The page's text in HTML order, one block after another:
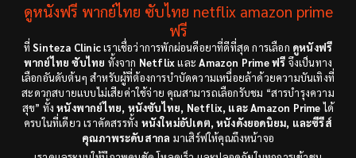
ดูหนังฟรี พากย์ไทย ซับไทย netflix amazon prime
ฟรี
ที่Sinteza Clinicเราเชื่อว่าการพักผ่อนคือยาที่ดีที่สุด การเลือก ดูหนังฟรี
พากย์ไทย ซับไทย ทั้งจาก NetflixและAmazon Prime ฟรี จึงเป็นทาง
เลือกอันดับต้นๆ สำหรับผู้ที่ต้องการบำบัดความเหนื่อยล้าด้วยความบันเทิงที่
สะดวกสบายแบบไม่เสียค่าใช้จ่าย คุณสามารถเลือกรับชม “สารบำรุงความ
สุข” ทั้งหนังพากย์ไทย, หนังซับไทย, Netflix, และ Amazon Primeได้
ครบในที่เดียว เราคัดสรรทั้ง หนังใหม่อัปเดต, หนังดังยอดนิยม, และซีรีส์
คุณภาพระดับสากล มาเสิร์ฟให้คุณถึงหน้าจอ